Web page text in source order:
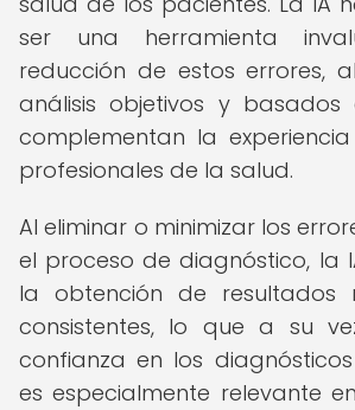
ser una herramienta
reducción de estos errores,
análisis objetivos y
complementan la
profesionales de la salud.
Al eliminar o minimizar los
el proceso de diagnóstico, la
la obtención de resultados
consistentes, lo que a su
confianza en los
es especialmente relevante